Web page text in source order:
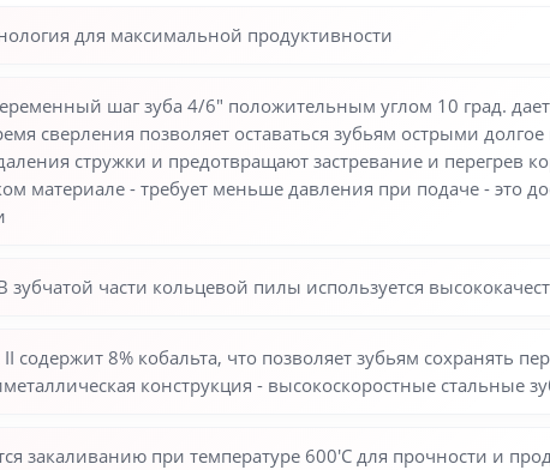
для максимальной продуктивности
шаг зуба 4/6" положительным углом 10 град.
сверления позволяет оставаться зубьям острыми
стружки и предотвращают застревание и перегрев
материале - требует меньше давления при подаче - это
зубчатой части кольцевой пилы используется
содержит 8% кобальта, что позволяет зубьям сохранять
конструкция - высокоскоростные стальные
закаливанию при температуре 600'С для прочности и